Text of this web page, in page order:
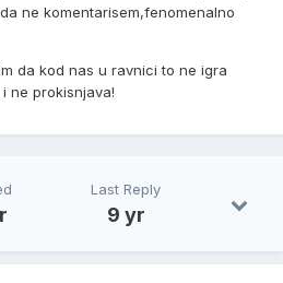
ne komentarisem,fenomenalno
da kod nas u ravnici to ne igra
ne prokisnjava!
Last Reply
9 yr